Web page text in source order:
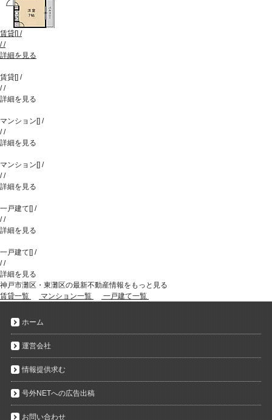
賃貸[] /
//
詳細を見る
賃貸[] /
//
詳細を見る
マンション [] /
//
詳細を見る
マンション [] /
//
詳細を見る
一戸建て [] /
//
詳細を見る
一戸建て [] /
//
詳細を見る
神戸市灘区・東灘区の最新不動産情報をもっと見る
賃貸一覧
マンション一覧 一戸建て一覧
ホーム
運営会社
情報提供求む
号外NETへの広告出稿
お問い合わせ